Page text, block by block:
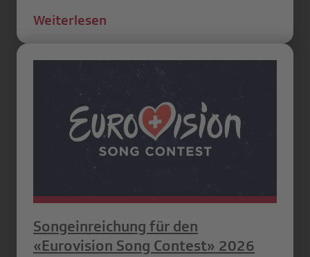
Weiterlesen
Songeinreichung für den
«Eurovision Song Contest» 2026